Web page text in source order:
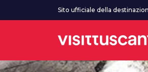
Vai al contenuto principale
Sito ufficiale della